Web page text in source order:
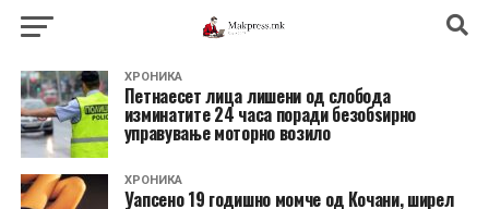
ХРОНИКА
Петнаесет лица лишени од слобода
изминатите 24 часа поради безобѕирно
управување моторно возило
ХРОНИКА
Уапсено 19 годишно момче од Кочани, ширел